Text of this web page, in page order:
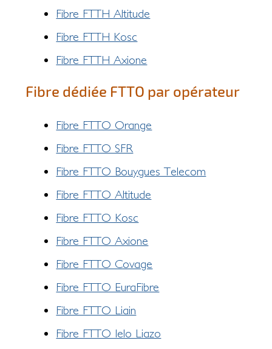
Fibre FTTH Altitude
Fibre FTTH Kosc
Fibre FTTH Axione
Fibre dédiée FTTO par opérateur
Fibre FTTO Orange
Fibre FTTO SFR
Fibre FTTO Bouygues Telecom
Fibre FTTO Altitude
Fibre FTTO Kosc
Fibre FTTO Axione
Fibre FTTO Covage
Fibre FTTO EuraFibre
Fibre FTTO Liain
Fibre FTTO Ielo Liazo